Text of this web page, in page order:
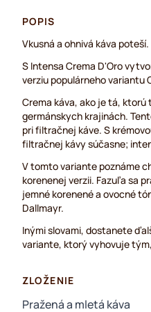
POPIS
Vkusná a ohnivá káva poteší.
S Intensa Crema D'Oro
verziu populárneho variantu
Crema káva, ako je tá,
germánskych krajinách.
pri filtračnej káve. S
filtračnej kávy súčasne;
V tomto variante poznáme
korenenej verzii. Fazuľa sa
jemné korenené a ovocné
Dallmayr.
Inými slovami, dostanete
variante, ktorý vyhovuje
ZLOŽENIE
Pražená a mletá káva